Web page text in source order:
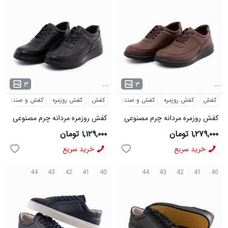
۳ ...
کفش کفش روزمره کفش و صندل
کفش روزمره مردانه چرم مصنوعی
مشکی مدل 48882
۱,۱۲۹,۰۰۰ تومان
خرید سریع
۳ ...
کفش کفش روزمره کفش و صندل
کفش روزمره مردانه چرم مصنوعی
قهوه ای مدل 48883
۱,۲۷۹,۰۰۰ تومان
خرید سریع
40
41
42
43
44 40
41
42
43
44